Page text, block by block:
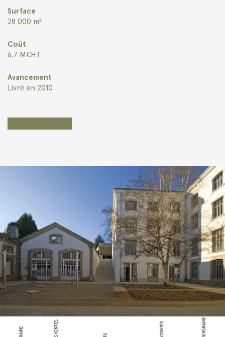
Surface
28 000 m²
Coût
6,7 M€HT
Avancement
Livré en 2010